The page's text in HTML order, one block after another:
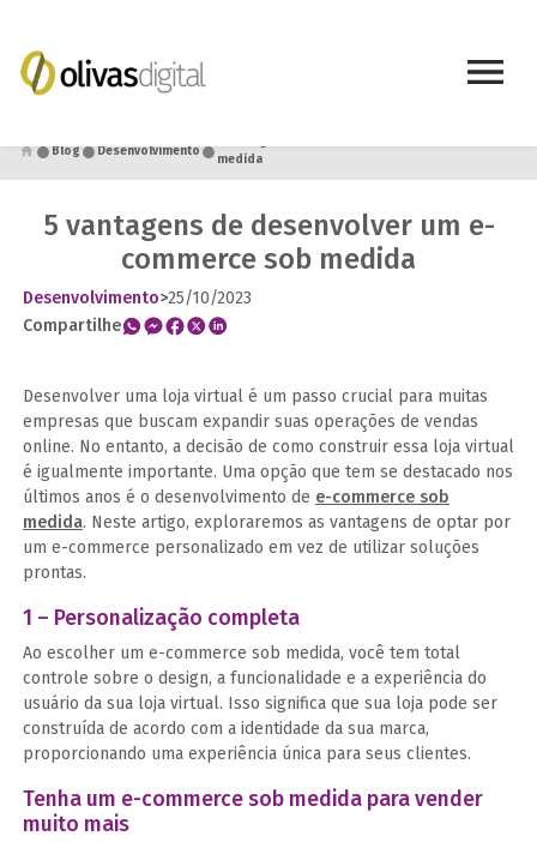
●Blog●Desenvolvimento●medida
5 vantagens de desenvolver um e-
commerce sob medida
Desenvolvimento>25/10/2023
Compartilhe
Desenvolver uma loja virtual é um passo crucial para muitas
empresas que buscam expandir suas operações de vendas
online. No entanto, a decisão de como construir essa loja virtual
é igualmente importante. Uma opção que tem se destacado nos
últimos anos é o desenvolvimento de e-commerce sob
medida. Neste artigo, exploraremos as vantagens de optar por
um e-commerce personalizado em vez de utilizar soluções
prontas.
1 – Personalização completa
Ao escolher um e-commerce sob medida, você tem total
controle sobre o design, a funcionalidade e a experiência do
usuário da sua loja virtual. Isso significa que sua loja pode ser
construída de acordo com a identidade da sua marca,
proporcionando uma experiência única para seus clientes.
Tenha um e-commerce sob medida para vender
muito mais